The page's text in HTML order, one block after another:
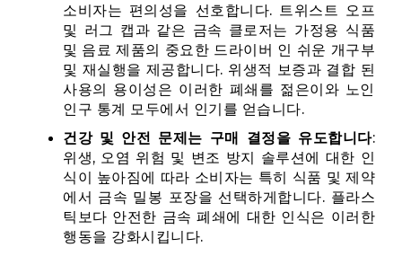
소비자는 편의성을 선호합니다. 트위스트 오프
및 러그 캡과 같은 금속 클로저는 가정용 식품
및 음료 제품의 중요한 드라이버 인 쉬운 개구부
및 재실행을 제공합니다. 위생적 보증과 결합 된
사용의 용이성은 이러한 폐쇄를 젊은이와 노인
인구 통계 모두에서 인기를 얻습니다.
건강 및 안전 문제는 구매 결정을 유도합니다:
위생, 오염 위험 및 변조 방지 솔루션에 대한 인
식이 높아짐에 따라 소비자는 특히 식품 및 제약
에서 금속 밀봉 포장을 선택하게합니다. 플라스
틱보다 안전한 금속 폐쇄에 대한 인식은 이러한
행동을 강화시킵니다.